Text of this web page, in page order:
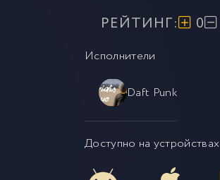
РЕЙТИНГ: 0
Исполнители
Daft Punk
Доступно на устройствах